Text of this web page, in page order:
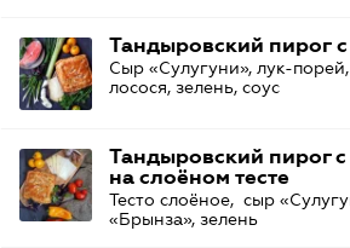
Тандыровский пирог
Сыр «Сулугуни», лук-
лосося, зелень, соус
Тандыровский пирог
на слоёном тесте
Тесто слоёное, сыр
«Брынза», зелень